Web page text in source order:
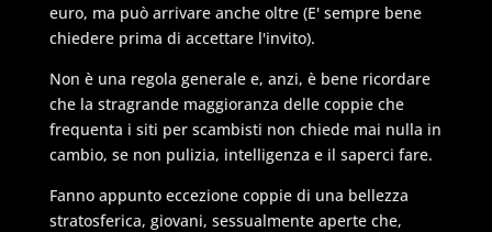
euro, ma può arrivare anche oltre (E' sempre bene
chiedere prima di accettare l'invito).
Non è una regola generale e, anzi, è bene ricordare
che la stragrande maggioranza delle coppie che
frequenta i siti per scambisti non chiede mai nulla in
cambio, se non pulizia, intelligenza e il saperci fare.
Fanno appunto eccezione coppie di una bellezza
stratosferica, giovani, sessualmente aperte che,